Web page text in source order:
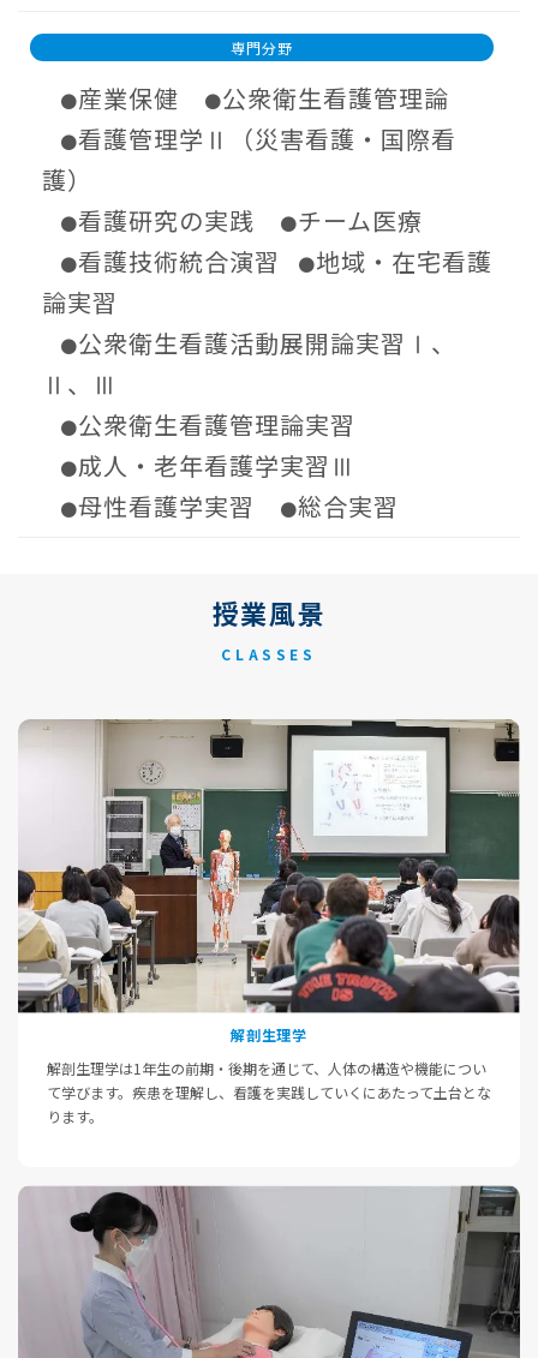
専門分野
●産業保健 ●公衆衛生看護管理論
●看護管理学Ⅱ（災害看護・国際看
護）
●看護研究の実践 ●チーム医療
●看護技術統合演習 ●地域・在宅看護
論実習
●公衆衛生看護活動展開論実習Ⅰ、
Ⅱ、Ⅲ
●公衆衛生看護管理論実習
●成人・老年看護学実習Ⅲ
●母性看護学実習 ●総合実習
授業風景
CLASSES
解剖生理学
解剖生理学は1年生の前期・後期を通じて、人体の構造や機能につい
て学びます。疾患を理解し、看護を実践していくにあたって土台とな
ります。